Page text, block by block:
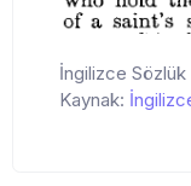
İngilizce Sözlük
Kaynak: